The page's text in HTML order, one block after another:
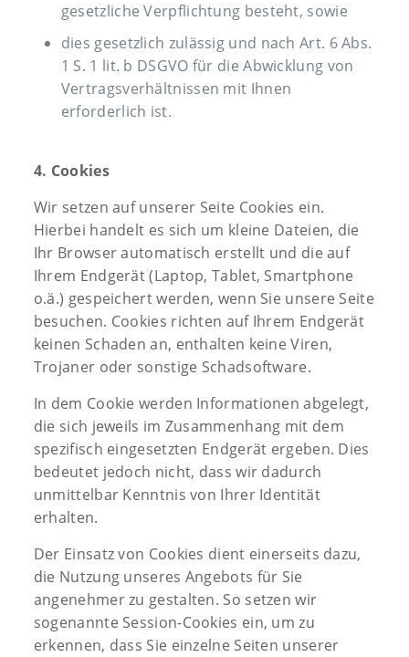
gesetzliche Verpflichtung besteht, sowie
dies gesetzlich zulässig und nach Art. 6 Abs.
1 S. 1 lit. b DSGVO für die Abwicklung von
Vertragsverhältnissen mit Ihnen
erforderlich ist.
4. Cookies
Wir setzen auf unserer Seite Cookies ein.
Hierbei handelt es sich um kleine Dateien, die
Ihr Browser automatisch erstellt und die auf
Ihrem Endgerät (Laptop, Tablet, Smartphone
o.ä.) gespeichert werden, wenn Sie unsere Seite
besuchen. Cookies richten auf Ihrem Endgerät
keinen Schaden an, enthalten keine Viren,
Trojaner oder sonstige Schadsoftware.
In dem Cookie werden Informationen abgelegt,
die sich jeweils im Zusammenhang mit dem
spezifisch eingesetzten Endgerät ergeben. Dies
bedeutet jedoch nicht, dass wir dadurch
unmittelbar Kenntnis von Ihrer Identität
erhalten.
Der Einsatz von Cookies dient einerseits dazu,
die Nutzung unseres Angebots für Sie
angenehmer zu gestalten. So setzen wir
sogenannte Session-Cookies ein, um zu
erkennen, dass Sie einzelne Seiten unserer